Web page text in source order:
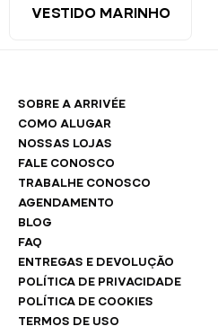
VESTIDO MARINHO
SOBRE A ARRIVÉE
COMO ALUGAR
NOSSAS LOJAS
FALE CONOSCO
TRABALHE CONOSCO
AGENDAMENTO
BLOG
FAQ
ENTREGAS E DEVOLUÇÃO
POLÍTICA DE PRIVACIDADE
POLÍTICA DE COOKIES
TERMOS DE USO